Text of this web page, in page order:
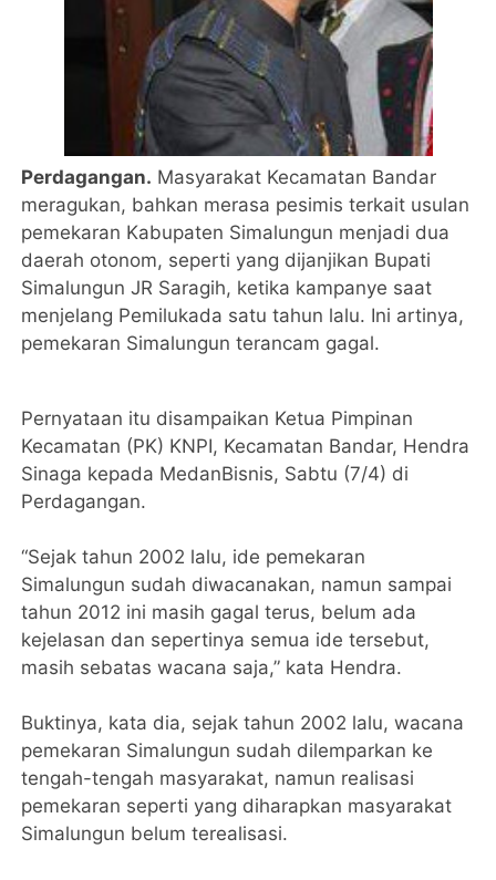
Perdagangan. Masyarakat Kecamatan Bandar
meragukan, bahkan merasa pesimis terkait usulan
pemekaran Kabupaten Simalungun menjadi dua
daerah otonom, seperti yang dijanjikan Bupati
Simalungun JR Saragih, ketika kampanye saat
menjelang Pemilukada satu tahun lalu. Ini artinya,
pemekaran Simalungun terancam gagal.
Pernyataan itu disampaikan Ketua Pimpinan
Kecamatan (PK) KNPI, Kecamatan Bandar, Hendra
Sinaga kepada MedanBisnis, Sabtu (7/4) di
Perdagangan.
“Sejak tahun 2002 lalu, ide pemekaran
Simalungun sudah diwacanakan, namun sampai
tahun 2012 ini masih gagal terus, belum ada
kejelasan dan sepertinya semua ide tersebut,
masih sebatas wacana saja,” kata Hendra.
Buktinya, kata dia, sejak tahun 2002 lalu, wacana
pemekaran Simalungun sudah dilemparkan ke
tengah-tengah masyarakat, namun realisasi
pemekaran seperti yang diharapkan masyarakat
Simalungun belum terealisasi.